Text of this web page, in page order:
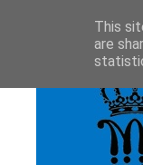
This
are